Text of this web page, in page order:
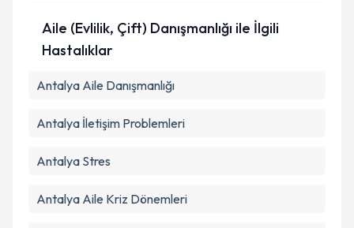
Aile (Evlilik, Çift) Danışmanlığı ile İlgili
Hastalıklar
Antalya Aile Danışmanlığı
Antalya İletişim Problemleri
Antalya Stres
Antalya Aile Kriz Dönemleri